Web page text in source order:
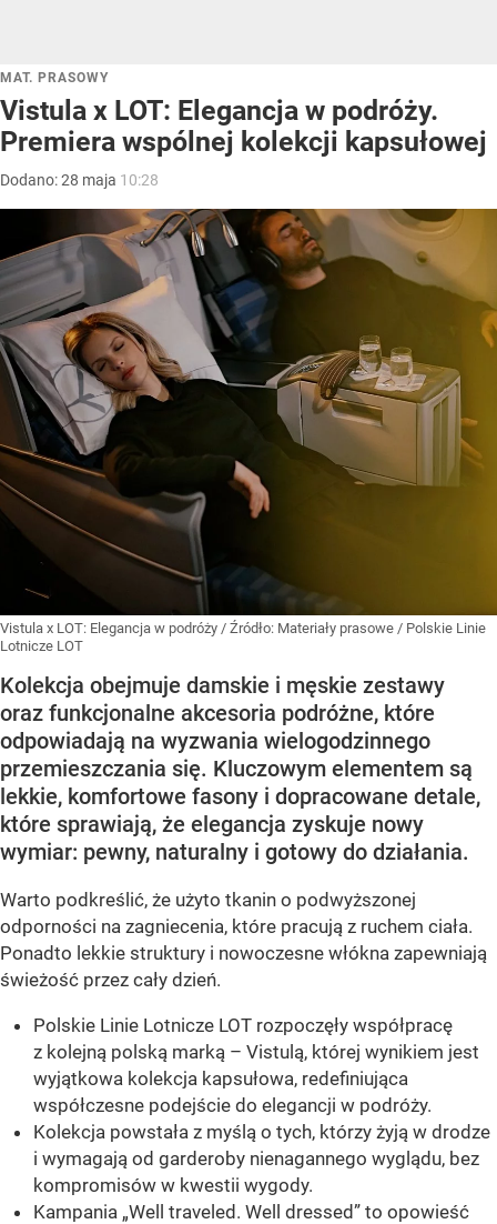
MAT. PRASOWY
Vistula x LOT: Elegancja w podróży.
Premiera wspólnej kolekcji kapsułowej
Dodano:28 maja 10:28
Vistula x LOT: Elegancja w podróży / Źródło: Materiały prasowe / Polskie Linie
Lotnicze LOT
Kolekcja obejmuje damskie i męskie zestawy
oraz funkcjonalne akcesoria podróżne, które
odpowiadają na wyzwania wielogodzinnego
przemieszczania się. Kluczowym elementem są
lekkie, komfortowe fasony i dopracowane detale,
które sprawiają, że elegancja zyskuje nowy
wymiar: pewny, naturalny i gotowy do działania.
Warto podkreślić, że użyto tkanin o podwyższonej
odporności na zagniecenia, które pracują z ruchem ciała.
Ponadto lekkie struktury i nowoczesne włókna zapewniają
świeżość przez cały dzień.
Polskie Linie Lotnicze LOT rozpoczęły współpracę
z kolejną polską marką – Vistulą, której wynikiem jest
wyjątkowa kolekcja kapsułowa, redefiniująca
współczesne podejście do elegancji w podróży.
Kolekcja powstała z myślą o tych, którzy żyją w drodze
i wymagają od garderoby nienagannego wyglądu, bez
kompromisów w kwestii wygody.
Kampania „Well traveled. Well dressed” to opowieść